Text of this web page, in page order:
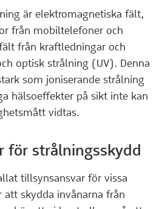
är elektromagnetiska fält,
från mobiltelefoner och
från kraftledningar och
optisk strålning (UV). Denna
som joniserande strålning
hälsoeffekter på sikt inte kan
vidtas.
för strålningsskydd
tillsynsansvar för vissa
skydda invånarna från